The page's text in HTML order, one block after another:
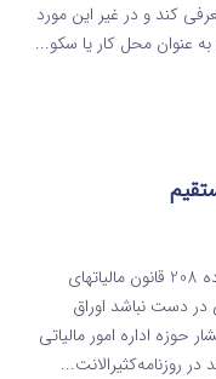
کند و در غیر این مورد
عنوان محل کار یا سکو...
ماده 208 قانون مالیاتهای مستقیم ماده 208 قانون مالیاتهای
دست نباشد اوراق
حوزه اداره امور مالیاتی
روزنامه‌کثیرالانت...